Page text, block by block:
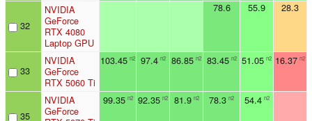
32
NVIDIA
GeForce
RTX 4080
Laptop GPU
78.6 55.9 28.3
33
NVIDIA
GeForce
RTX 5060 Ti
103.45 n2 97.4 n2 86.85 n2 83.45 n2 51.05 n2 16.37 n2
35
NVIDIA
GeForce
99.35 n2 92.35 n2 81.9 n2 78.3 n2 54.4 n2